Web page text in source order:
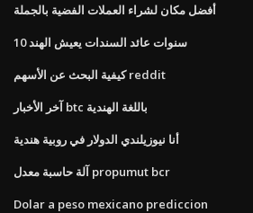
أفضل مكان لشراء العملات الفضية بالجملة
10 سنوات عائد السندات يعيش الهند
كيفية البحث عن الأسهم reddit
آخر الأخبار btc باللغة الهندية
أنا نيوزيلندي الدولار في روبية هندية
آلة حاسبة معدل propumut bcr
Dolar a peso mexicano prediccion